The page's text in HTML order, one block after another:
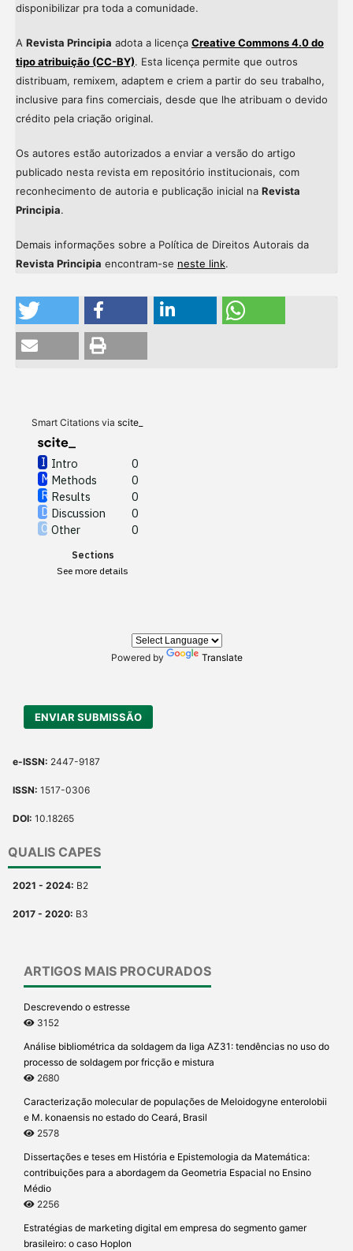
disponibilizar pra toda a comunidade.
A Revista Principia adota a licença Creative Commons 4.0 do
tipo atribuição (CC-BY). Esta licença permite que outros
distribuam, remixem, adaptem e criem a partir do seu trabalho,
inclusive para fins comerciais, desde que lhe atribuam o devido
crédito pela criação original.
Os autores estão autorizados a enviar a versão do artigo
publicado nesta revista em repositório institucionais, com
reconhecimento de autoria e publicação inicial na Revista
Principia.
Demais informações sobre a Política de Direitos Autorais da
Revista Principia encontram-se neste link.
Smart Citations via scite_
Intro
0
Methods
0
Results
0
Discussion
0
Other
0
Sections
See more details
supports, mentions, or
contrasts the cited claim, and
Powered by Translate
ENVIAR SUBMISSÃO
e-ISSN: 2447-9187
ISSN: 1517-0306
DOI: 10.18265
QUALIS CAPES
2021 - 2024: B2
2017 - 2020: B3
ARTIGOS MAIS PROCURADOS
Descrevendo o estresse
3152
Análise bibliométrica da soldagem da liga AZ31: tendências no uso do
processo de soldagem por fricção e mistura
2680
Caracterização molecular de populações de Meloidogyne enterolobii
e M. konaensis no estado do Ceará, Brasil
2578
Dissertações e teses em História e Epistemologia da Matemática:
contribuições para a abordagem da Geometria Espacial no Ensino
Médio
2256
Estratégias de marketing digital em empresa do segmento gamer
brasileiro: o caso Hoplon